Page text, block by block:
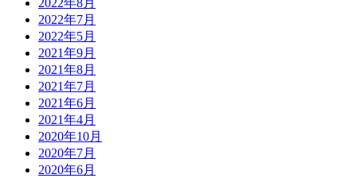
2022年8月
2022年7月
2022年5月
2021年9月
2021年8月
2021年7月
2021年6月
2021年4月
2020年10月
2020年7月
2020年6月